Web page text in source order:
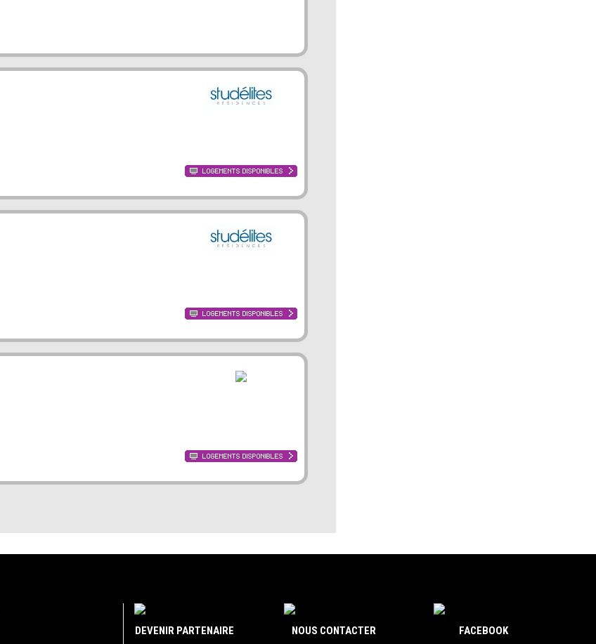
DEVENIR PARTENAIRE NOUS CONTACTER FACEBOOK